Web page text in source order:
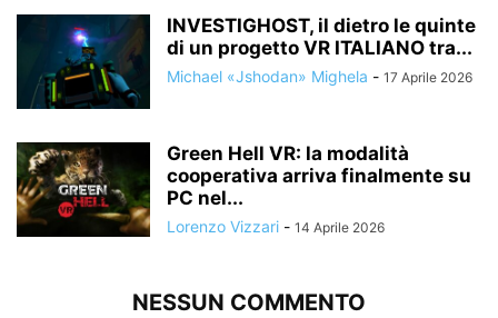
INVESTIGHOST, il dietro le quinte
di un progetto VR ITALIANO tra...
Michael «Jshodan» Mighela - 17 Aprile 2026
Green Hell VR: la modalità
cooperativa arriva finalmente su
PC nel...
Lorenzo Vizzari - 14 Aprile 2026
NESSUN COMMENTO